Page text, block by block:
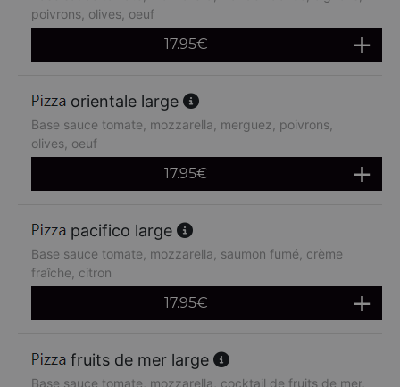
poivrons, olives, oeuf
17.95€
orientale large
Base sauce tomate, mozzarella, merguez, poivrons,
olives, oeuf
17.95€
pacifico large
Base sauce tomate, mozzarella, saumon fumé, crème
fraîche, citron
17.95€
fruits de mer large
Base sauce tomate, mozzarella, cocktail de fruits de mer,